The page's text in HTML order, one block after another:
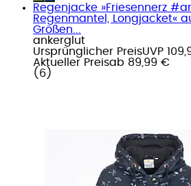
Regenjacke »Friesennerz
Regenmantel, Longjacket«
Größen...
ankerglut
Ursprünglicher PreisUVP
Aktueller Preisab 89,99 €
( 6 )